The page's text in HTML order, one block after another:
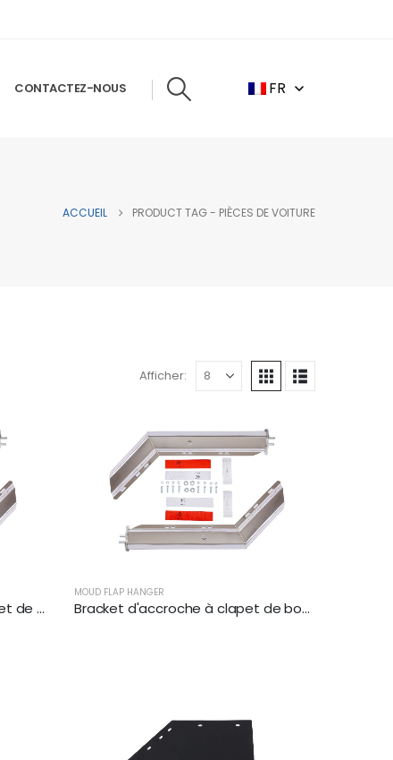
CONTACTEZ-NOUS FR
ACCUEIL PRODUCT TAG - PIÈCES DE VOITURE
Afficher:
Ensemble d'accroches à clapet de boue à angle | XKJ-MFH-01-SS-1/8
MOUD FLAP HANGER
Bracket d'accroche à clapet de boue anglé | XKJ-MFH-01-SS-1/2